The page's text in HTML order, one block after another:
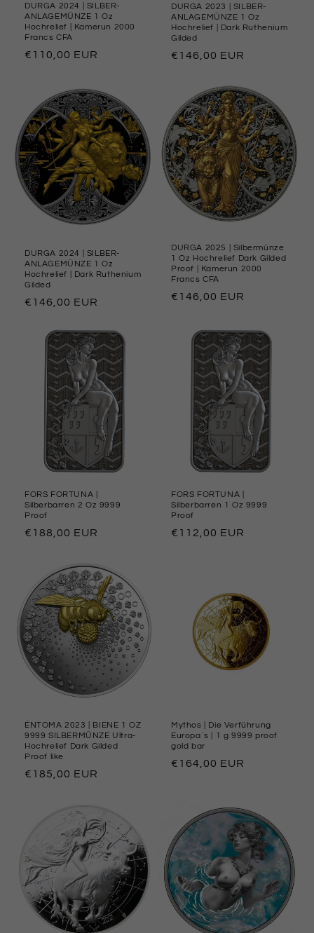
DURGA 2024 | SILBER-
ANLAGEMÜNZE 1 Oz
Hochrelief | Kamerun 2000
Francs CFA
Normaler
€110,00 EUR
DURGA 2023 | SILBER-
ANLAGEMÜNZE 1 Oz
Hochrelief | Dark Ruthenium
Gilded
Normaler
€146,00 EUR
DURGA 2024 | SILBER-
ANLAGEMÜNZE 1 Oz
Hochrelief | Dark Ruthenium
Gilded
Normaler
€146,00 EUR
DURGA 2025 | Silbermünze
1 Oz Hochrelief Dark Gilded
Proof | Kamerun 2000
Francs CFA
Normaler
€146,00 EUR
FORS FORTUNA |
Silberbarren 2 Oz 9999
Proof
Normaler
€188,00 EUR
FORS FORTUNA |
Silberbarren 1 Oz 9999
Proof
Normaler
€112,00 EUR
ÉNTOMA 2023 | BIENE 1 OZ
9999 SILBERMÜNZE Ultra-
Hochrelief Dark Gilded
Proof like
Normaler
€185,00 EUR
Mythos | Die Verführung
Europa´s | 1 g 9999 proof
gold bar
Normaler
€164,00 EUR